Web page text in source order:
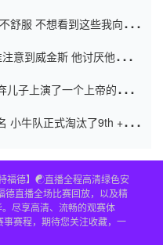
舒服 不想看到这些我向他
意到威金斯 他讨厌他的老
儿子上演了一个上帝的剧
小牛队正式淘汰了9th + 76
福德】☯️直播全程高清绿色安
德直播全场比赛回放，以及精
尽享高清、流畅的观赛体
赛程，期待您关注收藏，一